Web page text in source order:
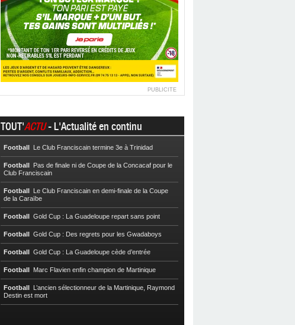
PUBLICITE
TOUT'ACTU- L'Actualité en continu
Football Le Club Franciscain termine 3e à Trinidad
Football Pas de finale ni de Coupe de la Concacaf pour le
Club Franciscain
Football Le Club Franciscain en demi-finale de la Coupe
de la Caraïbe
Football Gold Cup : La Guadeloupe repart sans point
Football Gold Cup : Des regrets pour les Gwadaboys
Football Gold Cup : La Guadeloupe cède d’entrée
Football Marc Flavien enfin champion de Martinique
Football L’ancien sélectionneur de la Martinique, Raymond
Destin est mort